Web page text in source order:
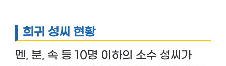
희귀 성씨 현황
멘, 분, 속 등 10명 이하의 소수 성씨가